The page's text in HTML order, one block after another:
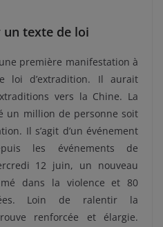
un texte de loi
première manifestation à
loi d’extradition. Il aurait
vers la Chine. La
un million de personne soit
Il s’agit d’un événement
les événements de
12 juin, un nouveau
dans la violence et 80
Loin de ralentir la
renforcée et élargie.